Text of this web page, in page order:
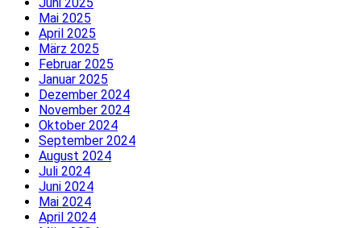
Mai 2025
April 2025
März 2025
Februar 2025
Januar 2025
Dezember 2024
November 2024
Oktober 2024
September 2024
August 2024
Juli 2024
Juni 2024
Mai 2024
April 2024